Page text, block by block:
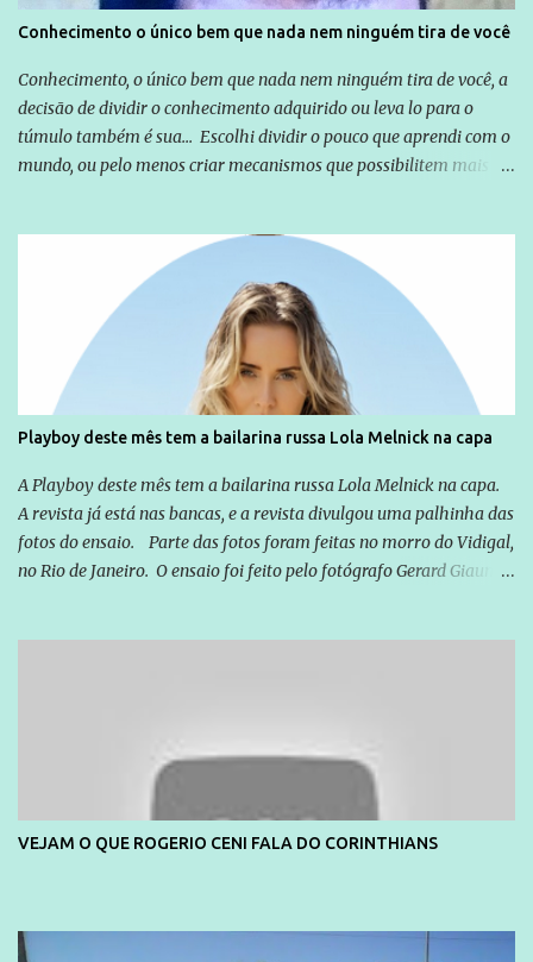
Conhecimento o único bem que nada nem ninguém tira de você
Conhecimento, o único bem que nada nem ninguém tira de você, a
decisão de dividir o conhecimento adquirido ou leva lo para o
túmulo também é sua... Escolhi dividir o pouco que aprendi com o
mundo, ou pelo menos criar mecanismos que possibilitem mais e
empreendedor da comunicação, que além de informação
cotidiana, corriqueira e cada vez mais preocupantes, do tipo que
você já esta acostumado a ver neste espaço, vou trabalhar a ideia
que possibilite distribuir não só informações, mas que gere de
forma consistente a riqueza do conhecimento... Exemplo: o
cidadão brasileiro não precisa só ser informado sobre operações
da Lava Jato, Reformas que podem retirar ou não direitos, ou
quem vai ser preso ou não; é preciso levar até as pessoas, do mais
simples ao mais burguês, o que diz a nossa Constituição, quais são
seus direitos e deveres em ...
Playboy deste mês tem a bailarina russa Lola Melnick na capa
A Playboy deste mês tem a bailarina russa Lola Melnick na capa.
A revista já está nas bancas, e a revista divulgou uma palhinha das
fotos do ensaio. Parte das fotos foram feitas no morro do Vidigal,
no Rio de Janeiro. O ensaio foi feito pelo fotógrafo Gerard Giaume
VEJAM O QUE ROGERIO CENI FALA DO CORINTHIANS